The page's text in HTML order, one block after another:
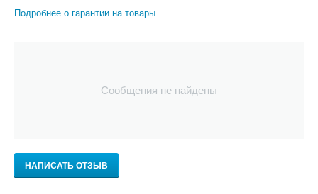
Подробнее о гарантии на товары
Сообщения не найдены
НАПИСАТЬ ОТЗЫВ